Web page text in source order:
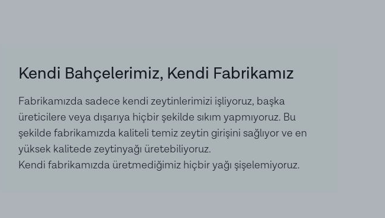
Kendi Bahçelerimiz, Kendi Fabrikamız
Fabrikamızda sadece kendi zeytinlerimizi işliyoruz, başka
üreticilere veya dışarıya hiçbir şekilde sıkım yapmıyoruz. Bu
şekilde fabrikamızda kaliteli temiz zeytin girişini sağlıyor ve en
yüksek kalitede zeytinyağı üretebiliyoruz.
Kendi fabrikamızda üretmediğimiz hiçbir yağı şişelemiyoruz.